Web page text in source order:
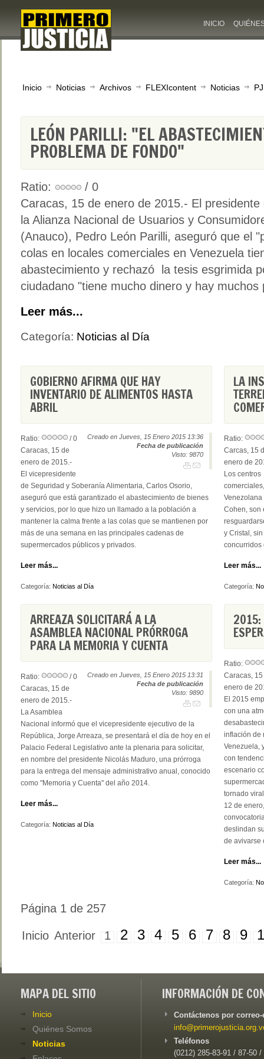
INICIO
Inicio Noticias Archivos FLEXIcontent Noticias
LEÓN PARILLI: "EL
PROBLEMA DE FONDO"
Ratio:
/ 0
Caracas, 15 de enero de 2015.- El presidente
la Alianza Nacional de Usuarios y
(Anauco), Pedro León Parilli, aseguró que el
colas en locales comerciales en Venezuela
abastecimiento y rechazó la tesis esgrimida
ciudadano "tiene mucho dinero y hay muchos
Leer más...
Categoría: Noticias al Día
GOBIERNO AFIRMA QUE HAY
INVENTARIO DE ALIMENTOS HASTA
ABRIL
Creado en Jueves, 15 Enero 2015 13:36
Fecha de publicación
Visto: 9870
Ratio:
/ 0
Caracas, 15 de
enero de 2015.-
El vicepresidente
de Seguridad y Soberanía Alimentaria, Carlos Osorio,
aseguró que está garantizado el abastecimiento de bienes
y servicios, por lo que hizo un llamado a la población a
mantener la calma frente a las colas que se mantienen por
más de una semana en las principales cadenas de
supermercados públicos y privados.
Leer más...
Categoría: Noticias al Día
LA
Ratio:
Carcas, 15
enero de
Los centros
Cohen, son
y Cristal,
concurridos
Leer más...
Categoría:
ARREAZA SOLICITARÁ A LA
ASAMBLEA NACIONAL PRÓRROGA
PARA LA MEMORIA Y CUENTA
Creado en Jueves, 15 Enero 2015 13:31
Fecha de publicación
Visto: 9890
Ratio:
/ 0
Caracas, 15 de
enero de 2015.-
La Asamblea
Nacional informó que el vicepresidente ejecutivo de la
República, Jorge Arreaza, se presentará el día de hoy en el
Palacio Federal Legislativo ante la plenaria para solicitar,
en nombre del presidente Nicolás Maduro, una prórroga
para la entrega del mensaje administrativo anual, conocido
como "Memoria y Cuenta" del año 2014.
Leer más...
Categoría: Noticias al Día
2015:
Ratio:
Caracas,
enero de
El 2015
con una
inflación de
Venezuela,
con
escenario
tornado
12 de
deslindan
de avivarse
Leer más...
Categoría:
Página 1 de 257
Inicio Anterior 1 2 3 4 5 6 7 8 9
MAPA DEL SITIO
Inicio
Quiénes Somos
Noticias
INFORMACIÓN DE
Contáctenos por
Teléfonos
(0212) 285-83-91 / 87-50 /